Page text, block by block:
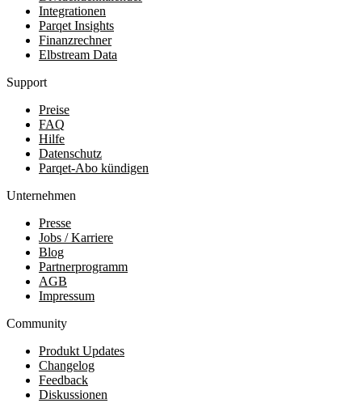
Integrationen
Parqet Insights
Finanzrechner
Elbstream Data
Support
Preise
FAQ
Hilfe
Datenschutz
Parqet-Abo kündigen
Unternehmen
Presse
Jobs / Karriere
Blog
Partnerprogramm
AGB
Impressum
Community
Produkt Updates
Changelog
Feedback
Diskussionen